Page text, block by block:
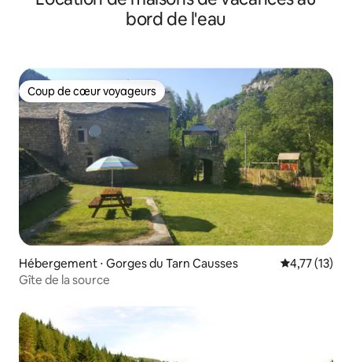
bord de l'eau
Coup de cœur voyageurs
Coup de cœur voyageurs
Hébergement ⋅ Gorges du Tarn Causses Évaluation
4,77 (13)
Gîte de la source